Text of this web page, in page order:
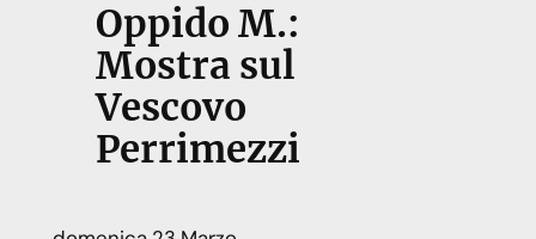
Oppido M.:
Mostra sul
Vescovo
Perrimezzi